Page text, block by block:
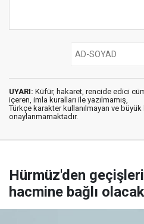
UYARI: Küfür, hakaret, rencide edici
içeren, imla kuralları ile yazılmamış,
Türkçe karakter kullanılmayan ve büyük
onaylanmamaktadır.
Hürmüz'den
hacmine bağlı olacak